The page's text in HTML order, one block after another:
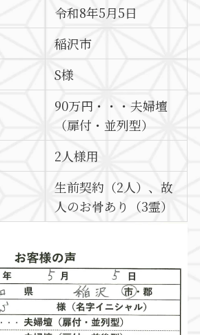
令和8年5月5日
稲沢市
S様
90万円・・・夫婦壇
（扉付・並列型）
2人様用
生前契約（2人）、故
人のお骨あり（3霊）